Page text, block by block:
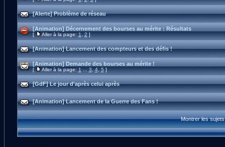
[Alerte] Problème de réseau
[Animation] Décernement des bourses au mérite : Résultats
[ Aller à la page:1,2]
[Animation] Lancement des compteurs et des défis !
[Animation] Demande des bourses au mérite !
[ Aller à la page:1...3,4,5]
[GdF] Le jour d'après celui après
[Animation] Lancement de la Guerre des Fans !
Montrer les